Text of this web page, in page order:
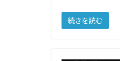
続きを読む